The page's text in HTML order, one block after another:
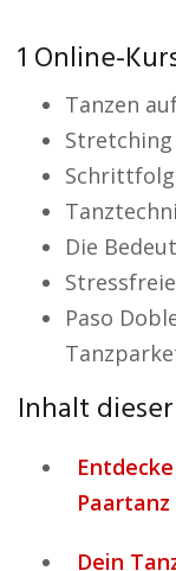
1 Online-
Tanzen
Die
Paso
Inhalt
Paartanz
Dein